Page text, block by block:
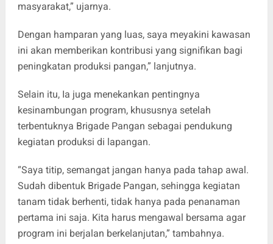
masyarakat,” ujarnya.
Dengan hamparan yang luas, saya meyakini kawasan
ini akan memberikan kontribusi yang signifikan bagi
peningkatan produksi pangan,” lanjutnya.
Selain itu, Ia juga menekankan pentingnya
kesinambungan program, khususnya setelah
terbentuknya Brigade Pangan sebagai pendukung
kegiatan produksi di lapangan.
“Saya titip, semangat jangan hanya pada tahap awal.
Sudah dibentuk Brigade Pangan, sehingga kegiatan
tanam tidak berhenti, tidak hanya pada penanaman
pertama ini saja. Kita harus mengawal bersama agar
program ini berjalan berkelanjutan,” tambahnya.